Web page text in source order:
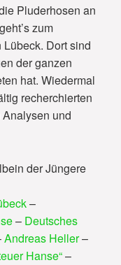
Pluderhosen an
zum
Lübeck. Dort sind
der ganzen
hat. Wiedermal
recherchierten
und
der Jüngere
–
– Deutsches
Andreas Heller–
Hanse“–